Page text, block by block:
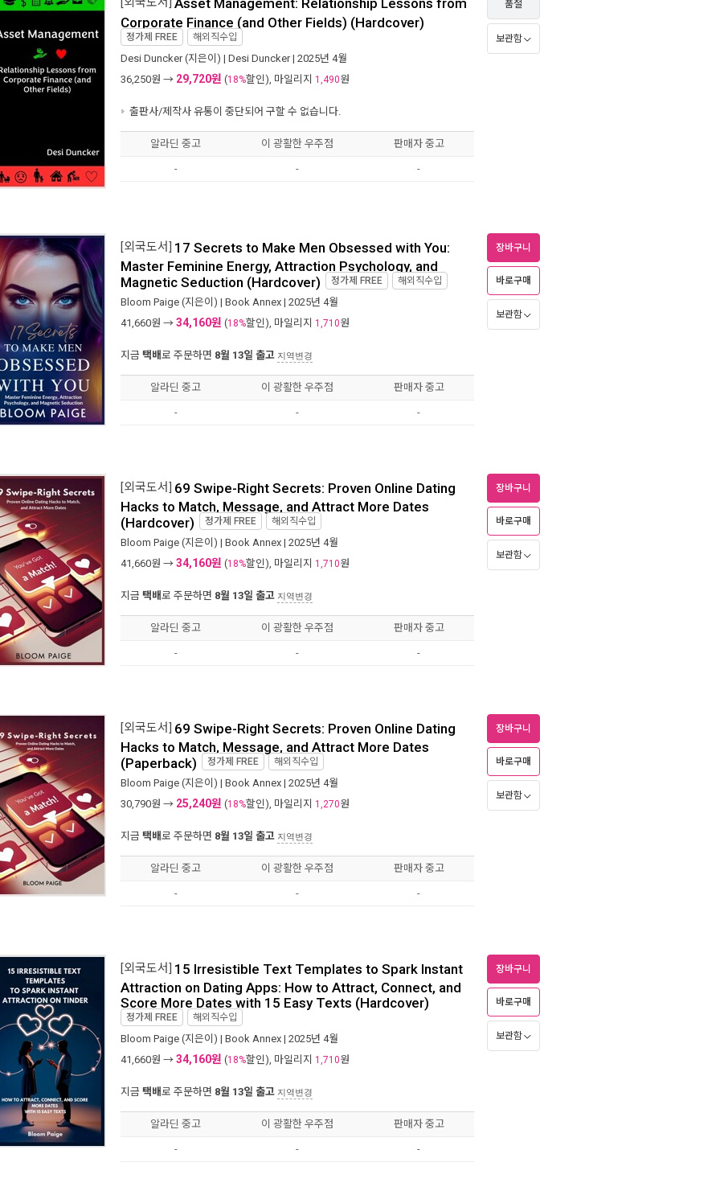
Asset Management: Relationship Lessons from
Corporate Finance (and Other Fields) (Hardcover)
정가제 FREE 해외직수입
Desi Duncker(지은이) | Desi Duncker| 2025년 4월
36,250원 → 29,720원 (18%할인), 마일리지 1,490원
출판사/제작사 유통이 중단되어 구할 수 없습니다.
품절
보관함
알라딘 중고 이 광활한 우주점 판매자 중고
- - -
[외국도서] 17 Secrets to Make Men Obsessed with You:
Master Feminine Energy, Attraction Psychology, and
Magnetic Seduction (Hardcover)
정가제 FREE 해외직수입
Bloom Paige (지은이) | Book Annex | 2025년 4월
41,660원 → 34,160원 (18%할인), 마일리지 1,710원
지금 택배로 주문하면 8월 13일 출고 지역변경
장바구니
바로구매
보관함
알라딘 중고 이 광활한 우주점 판매자 중고
- - -
[외국도서] 69 Swipe-Right Secrets: Proven Online Dating
Hacks to Match, Message, and Attract More Dates
(Hardcover)
정가제 FREE 해외직수입
Bloom Paige (지은이) | Book Annex | 2025년 4월
41,660원 → 34,160원 (18%할인), 마일리지 1,710원
지금 택배로 주문하면 8월 13일 출고 지역변경
장바구니
바로구매
보관함
알라딘 중고 이 광활한 우주점 판매자 중고
- - -
[외국도서] 69 Swipe-Right Secrets: Proven Online Dating
Hacks to Match, Message, and Attract More Dates
(Paperback)
정가제 FREE 해외직수입
Bloom Paige (지은이) | Book Annex | 2025년 4월
30,790원 → 25,240원 (18%할인), 마일리지 1,270원
지금 택배로 주문하면 8월 13일 출고 지역변경
장바구니
바로구매
보관함
알라딘 중고 이 광활한 우주점 판매자 중고
- - -
[외국도서] 15 Irresistible Text Templates to Spark Instant
Attraction on Dating Apps: How to Attract, Connect, and
Score More Dates with 15 Easy Texts (Hardcover)
정가제 FREE 해외직수입
Bloom Paige (지은이) | Book Annex | 2025년 4월
41,660원 → 34,160원 (18%할인), 마일리지 1,710원
지금 택배로 주문하면 8월 13일 출고 지역변경
장바구니
바로구매
보관함
알라딘 중고 이 광활한 우주점 판매자 중고
- - -